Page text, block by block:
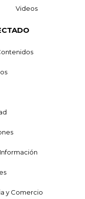
Videos
y Comercio